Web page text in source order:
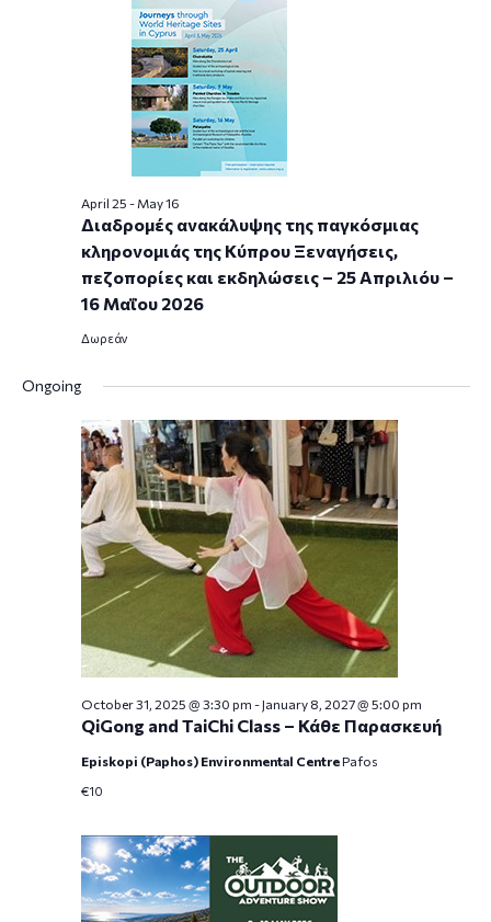
Διαδρομές ανακάλυψης της παγκόσμιας
κληρονομιάς της Κύπρου Ξεναγήσεις,
πεζοπορίες και εκδηλώσεις – 25 Απριλιόυ –
16 Μαΐου 2026
April 25 - May 16
Δωρεάν
Ongoing
QiGong and TaiChi Class – Κάθε Παρασκευή
October 31, 2025 @ 3:30 pm - January 8, 2027 @ 5:00 pm
Episkopi (Paphos) Environmental Centre Pafos
€10